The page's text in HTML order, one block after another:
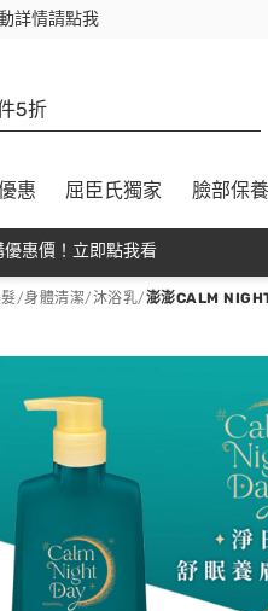
詳情請點我
最高回饋$350
5折
惠 屈臣氏獨家 臉部保養
優惠價！立即點我看
/身體清潔/沐浴乳/澎澎CALM